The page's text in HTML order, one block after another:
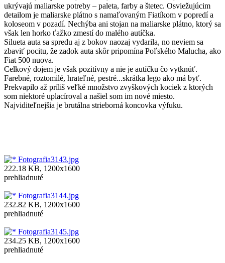
ukrývajú maliarske potreby – paleta, farby a štetec. Osviežujúcim
detailom je maliarske plátno s namaľovaným Fiatíkom v popredí a
koloseom v pozadí. Nechýba ani stojan na maliarske plátno, ktorý sa
však len horko ťažko zmestí do malého autíčka.
Silueta auta sa spredu aj z bokov naozaj vydarila, no neviem sa
zbaviť pocitu, že zadok auta skôr pripomína Poľského Malucha, ako
Fiat 500 nuova.
Celkový dojem je však pozitívny a nie je autíčku čo vytknúť.
Farebné, roztomilé, hrateľné, pestré...skrátka lego ako má byť.
Prekvapilo až príliš veľké množstvo zvyškových kociek z ktorých
som niektoré uplacíroval a našiel som im nové miesto.
Najviditeľnejšia je brutálna strieborná koncovka výfuku.
Fotografia3143.jpg
222.18 KB, 1200x1600
prehliadnuté
Fotografia3144.jpg
232.82 KB, 1200x1600
prehliadnuté
Fotografia3145.jpg
234.25 KB, 1200x1600
prehliadnuté